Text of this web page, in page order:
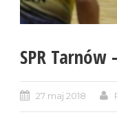
SPR Tarnów
27 maj 2018